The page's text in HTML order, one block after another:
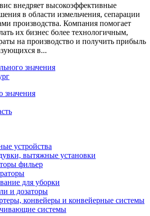
внедряет высокоэффективные
в области измельчения, сепарации
производства. Компания помогает
их бизнес более технологичным,
на производство и получить прибыль
в...
значения
значения
устройства
вытяжные установки
фильер
для уборки
и дозаторы
конвейеры и конвейерные системы
системы